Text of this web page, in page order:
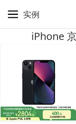
实例
iPhone